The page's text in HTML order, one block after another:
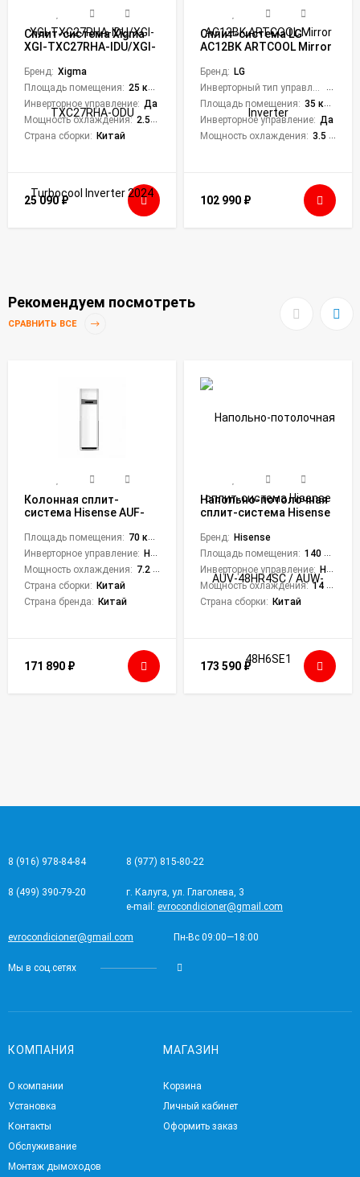
Сплит-система Xigma
XGI-TXC27RHA-IDU/XGI-
Turbocool Inverter 2024
Бренд: Xigma
Площадь помещения: 25 кв. м.
Инверторное управление: Да
Мощность охлаждения: 2.55 кВт
Страна сборки: Китай
25 090₽
Сплит-система LG
AC12BK ARTCOOL Mirror
Бренд: LG
Инверторный тип управления:
Да
Площадь помещения: 35 кв. м.
Инверторное управление: Да
Мощность охлаждения: 3.5 кВт
102 990 ₽
Рекомендуем посмотреть
СРАВНИТЬ ВСЕ
Колонная сплит-
система Hisense AUF-
24H4SB
Площадь помещения: 70 кв. м.
Инверторное управление: Нет
Мощность охлаждения: 7.2 кВт
Страна сборки: Китай
Страна бренда: Китай
171 890 ₽
Напольно-потолочная
сплит-система Hisense
48H6SE1
Бренд: Hisense
Площадь помещения: 140 кв. м.
Инверторное управление: Нет
Мощность охлаждения: 14 кВт
Страна сборки: Китай
173 590 ₽
8 (916) 978-84-84 8 (977) 815-80-22
8 (499) 390-79-20
г. Калуга, ул. Глаголева, 3
e-mail: evrocondicioner@gmail.com
evrocondicioner@gmail.com Пн-Вс 09:00—18:00
Мы в соц.сетях
КОМПАНИЯ
О компании
Установка
Контакты
Обслуживание
Монтаж дымоходов
МАГАЗИН
Корзина
Личный кабинет
Оформить заказ